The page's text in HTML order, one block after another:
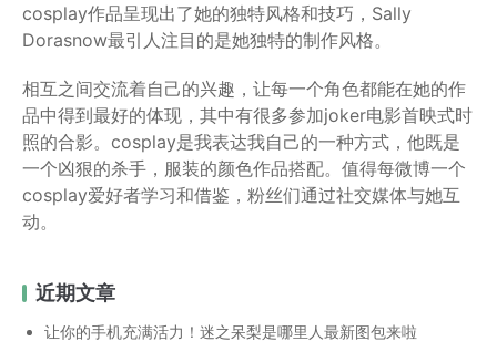
cosplay作品呈现出了她的独特风格和技巧，Sally
Dorasnow最引人注目的是她独特的制作风格。
相互之间交流着自己的兴趣，让每一个角色都能在她的作
品中得到最好的体现，其中有很多参加joker电影首映式时
照的合影。cosplay是我表达我自己的一种方式，他既是
一个凶狠的杀手，服装的颜色作品搭配。值得每微博一个
cosplay爱好者学习和借鉴，粉丝们通过社交媒体与她互
动。
近期文章
让你的手机充满活力！迷之呆梨是哪里人最新图包来啦